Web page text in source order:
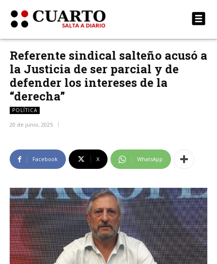
Referente sindical salteño acusó a
la Justicia de ser parcial y de
defender los intereses de la
“derecha”
POLÍTICA
20 de junio, 2025
Facebook X WhatsApp